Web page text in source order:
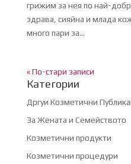
грижим за нея по най-
здрава, сияйна и млада
много пари за...
« По-стари записи
Категории
Дргуи Козметични
За Жената и Семейството
Козметични продукти
Козметични процедури